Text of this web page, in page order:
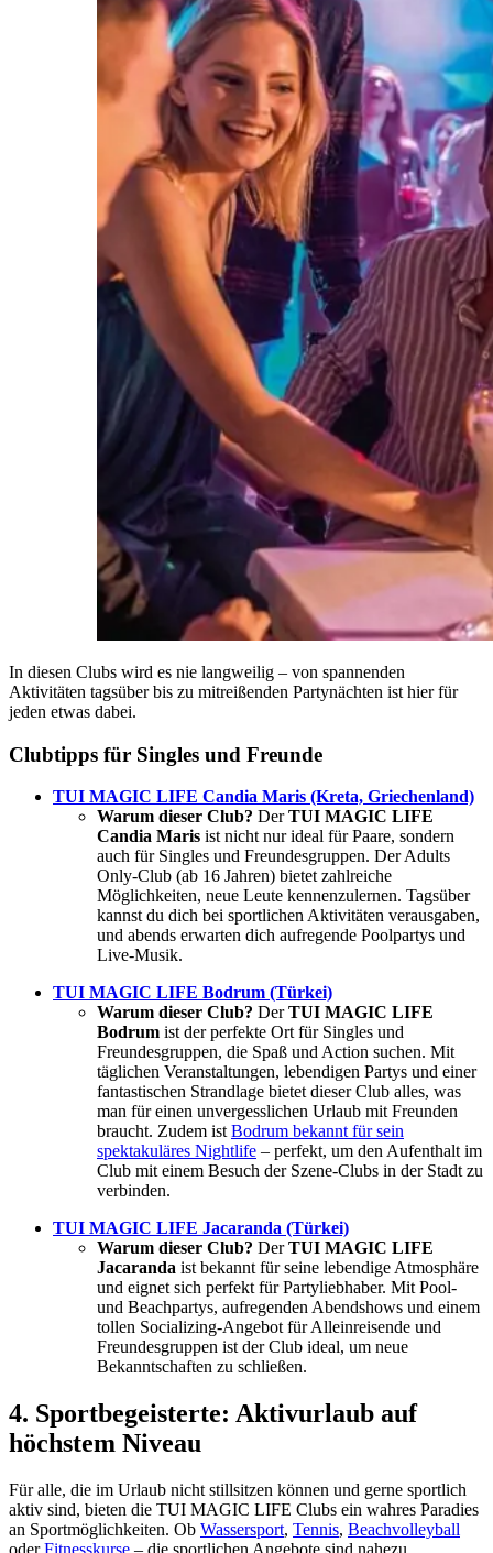
In diesen Clubs wird es nie langweilig – von spannenden
Aktivitäten tagsüber bis zu mitreißenden Partynächten ist hier für
jeden etwas dabei.
Clubtipps für Singles und Freunde
TUI MAGIC LIFE Candia Maris (Kreta, Griechenland)
Warum dieser Club? DerTUI MAGIC LIFE
Candia Maris ist nicht nur ideal für Paare, sondern
auch für Singles und Freundesgruppen. Der Adults
Only-Club (ab 16 Jahren) bietet zahlreiche
Möglichkeiten, neue Leute kennenzulernen. Tagsüber
kannst du dich bei sportlichen Aktivitäten verausgaben,
und abends erwarten dich aufregende Poolpartys und
Live-Musik.
TUI MAGIC LIFE Bodrum (Türkei)
Warum dieser Club? DerTUI MAGIC LIFE
Bodrum ist der perfekte Ort für Singles und
Freundesgruppen, die Spaß und Action suchen. Mit
täglichen Veranstaltungen, lebendigen Partys und einer
fantastischen Strandlage bietet dieser Club alles, was
man für einen unvergesslichen Urlaub mit Freunden
braucht. Zudem istBodrum bekannt für sein
spektakuläres Nightlife – perfekt, um den Aufenthalt im
Club mit einem Besuch der Szene-Clubs in der Stadt zu
verbinden.
TUI MAGIC LIFE Jacaranda (Türkei)
Warum dieser Club? DerTUI MAGIC LIFE
Jacaranda ist bekannt für seine lebendige Atmosphäre
und eignet sich perfekt für Partyliebhaber. Mit Pool-
und Beachpartys, aufregenden Abendshows und einem
tollen Socializing-Angebot für Alleinreisende und
Freundesgruppen ist der Club ideal, um neue
Bekanntschaften zu schließen.
4. Sportbegeisterte: Aktivurlaub auf
höchstem Niveau
Für alle, die im Urlaub nicht stillsitzen können und gerne sportlich
aktiv sind, bieten die TUI MAGIC LIFE Clubs ein wahres Paradies
an Sportmöglichkeiten. Ob Wassersport, Tennis, Beachvolleyball